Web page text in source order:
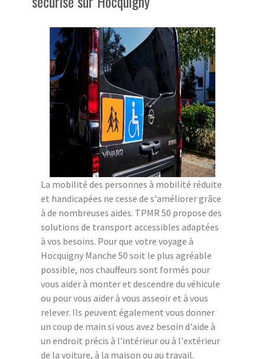
La mobilité des personnes à mobilité réduite
et handicapées ne cesse de s'améliorer grâce
à de nombreuses aides. TPMR 50 propose des
solutions de transport accessibles adaptées
à vos besoins. Pour que votre voyage à
Hocquigny Manche 50 soit le plus agréable
possible, nos chauffeurs sont formés pour
vous aider à monter et descendre du véhicule
ou pour vous aider à vous asseoir et à vous
relever. Ils peuvent également vous donner
un coup de main si vous avez besoin d'aide à
un endroit précis à l'intérieur ou à l'extérieur
de la voiture, à la maison ou au travail.